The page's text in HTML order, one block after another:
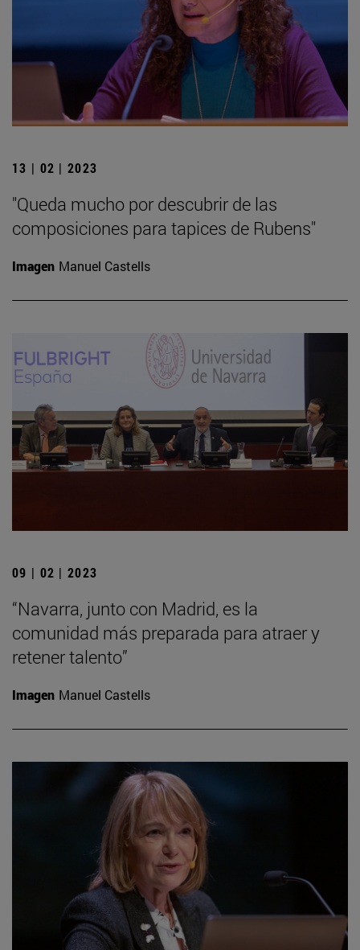
13 | 02 | 2023
"Queda mucho por descubrir de las
composiciones para tapices de Rubens"
Imagen Manuel Castells
09 | 02 | 2023
“Navarra, junto con Madrid, es la
comunidad más preparada para atraer y
retener talento”
Imagen Manuel Castells